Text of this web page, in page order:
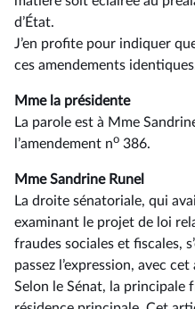
d’État.
J’en profite pour indiquer
ces amendements
Mme la présidente
La parole est à Mme
l’amendement no 386.
Mme Sandrine Runel
La droite sénatoriale, qui
examinant le projet de loi
fraudes sociales et fiscales,
passez l’expression, avec
Selon le Sénat, la principale